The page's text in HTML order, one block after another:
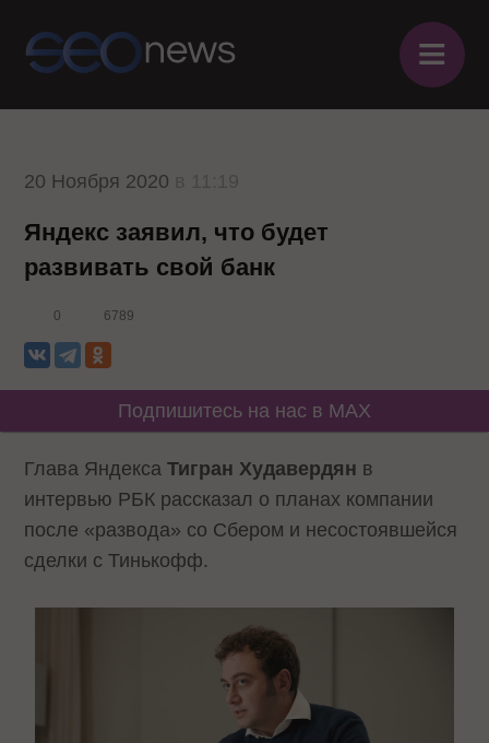
≡
20 Ноября 2020
Яндекс заявил, что будет
развивать свой банк
0 6789
Подпишитесь на нас в MAX
Глава ЯндексаТигран Худавердян в
интервью РБК рассказал о планах компании
после «развода» со Сбером и несостоявшейся
сделки с Тинькофф.